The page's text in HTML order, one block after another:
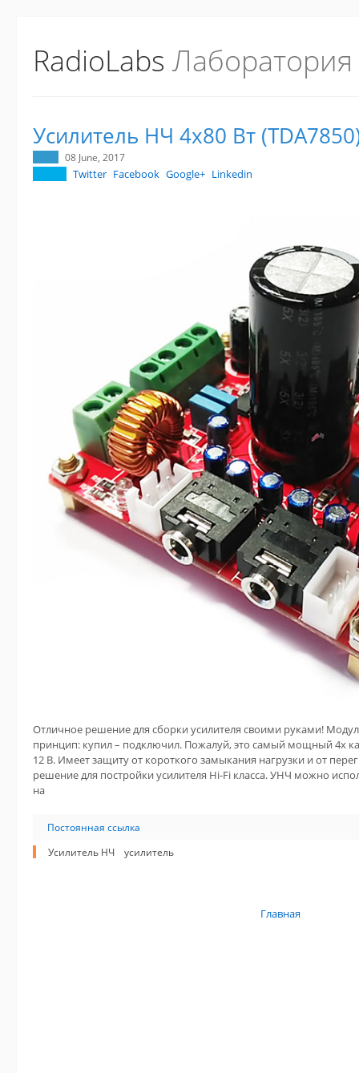
RadioLabs
Усилитель НЧ 4х80 Вт
08 June, 2017
Twitter Facebook Google+ Linkedin
Отличное решение для сборки усилителя своими руками!
принцип: купил – подключил. Пожалуй, это самый мощный 4х
12 В. Имеет защиту от короткого замыкания нагрузки и от
решение для постройки усилителя Hi-Fi класса. УНЧ можно
на
Постоянная ссылка
Усилитель НЧ
усилитель
Главная